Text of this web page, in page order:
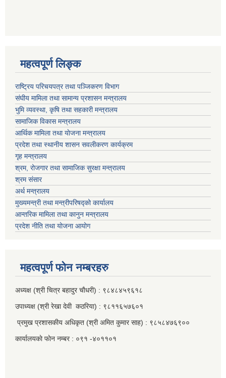
महत्वपूर्ण लि‍‍‍‍‍‌ङ्क
राष्ट्रिय परिचयपत्र तथा पञ्जिकरण विभाग
संघीय मामिला तथा सामान्य प्रशासन मन्त्रालय
भुमि व्यवस्था, कृषि तथा सहकारी मन्त्रालय
सामाजिक विकास मन्त्रालय
आर्थिक मामिला तथा याेजना मन्त्रालय
प्रदेश तथा स्थानीय शासन सवलीकरण कार्यक्रम
गृह मन्त्रालय
श्रम, रोजगार तथा सामाजिक सुरक्षा मन्त्रालय
श्रम संसार
अर्थ मन्त्रालय
मुख्यमन्त्री तथा मन्त्रीपरिषद्को कार्यालय
आन्तरिक मामिला तथा कानुन मन्त्रालय
प्रदेश नीति तथा योजना आयोग
महत्वपूर्ण फाेन नम्बरहरु
अध्यक्ष (श्री चित्र बहादुर चाैधरी) : ९८४८४५९६१८
उपाध्यक्ष (श्री रेखा देवी कठरिया) : ९८११६५७६०१
प्रमुख प्रशासकीय अधिकृत (श्री अमित कुमार साह) : ९८५८४७६९००
कार्यालयकाे फाेन नम्बर : ०९१ -४०११०१